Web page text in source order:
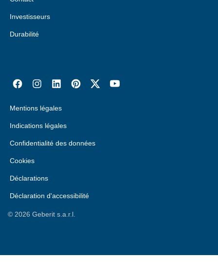
Investisseurs
Durabilité
Mentions légales
Indications légales
Confidentialité des données
Cookies
Déclarations
Déclaration d'accessibilité
© 2026 Geberit s.a.r.l.